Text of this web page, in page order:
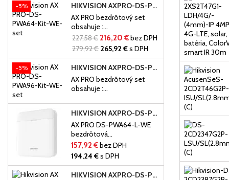
-5%
HIKVISION AXPRO-DS-PWA64-KIT-WE-SET
AX PRO bezdrôtový set
obsahuje :...
227,58 € 216,20 €bez DPH
279,92 € 265,92 €s DPH
-5%
HIKVISION AXPRO-DS-PWA96-KIT-WE-SET
AX PRO bezdrôtový set
obsahuje :...
HIKVISION AXPRO-DS-PWA64-L-WE
AX PRO DS-PWA64-L-WE
bezdrôtová...
157,92 €bez DPH
194,24 €s DPH
HIKVISION AXPRO-DS-PWA96-M-WE